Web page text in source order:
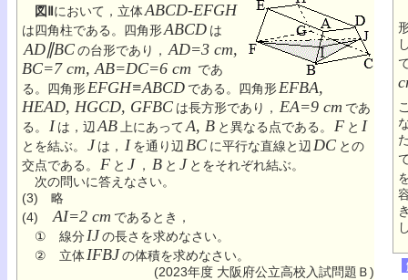
図Ⅱにおいて，立体ABCD-EFGH
は四角柱である。四角形ABCD は
AD∥BCの台形であり， AD=3 cm,
BC=7 cm, AB=DC=6 cm であ
る。四角形EFGH≡ABCD である。四角形EFBA,
HEAD, HGCD, GFBC は長方形であり， EA=9 cm であ
る。
I は，辺 AB 上にあってA, B と異なる点である。 F と I
とを結ぶ。 J は， I を通り辺 BC に平行な直線と辺 DC との
交点である。
F と J ， B と J とをそれぞれ結ぶ。
次の問いに答えなさい。
(3) 略
(4)
AI=2 cm であるとき，
① 線分IJの長さを求めなさい。
② 立体IFBJの体積を求めなさい。
(2023年度 大阪府公立高校入試問題Ｂ)